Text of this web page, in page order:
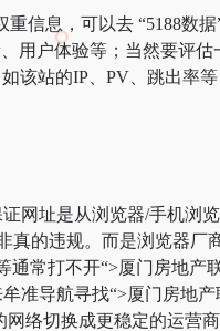
信息，可以去 “5188数据
用户体验等；当然要评估
该站的IP、PV、跳出率等
网址是从浏览器/手机浏
真的违规。而是浏览器厂
常打不开“>厦门房地产
导航寻找“>厦门房地产
络切换成更稳定的运营